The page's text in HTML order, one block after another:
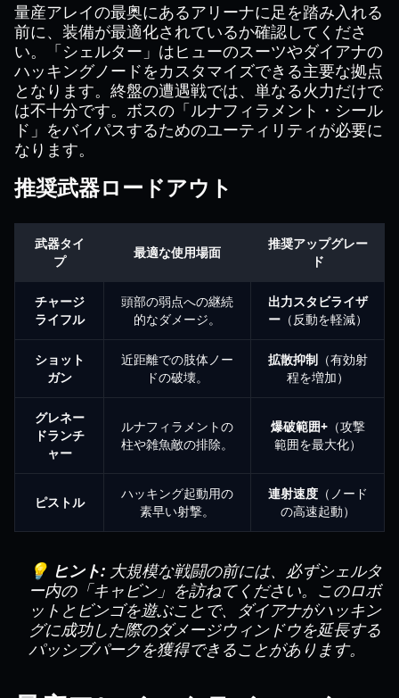
量産アレイの最奥にあるアリーナに足を踏み入れる
前に、装備が最適化されているか確認してくださ
い。「シェルター」はヒューのスーツやダイアナの
ハッキングノードをカスタマイズできる主要な拠点
となります。終盤の遭遇戦では、単なる火力だけで
は不十分です。ボスの「ルナフィラメント・シール
ド」をバイパスするためのユーティリティが必要に
なります。
推奨武器ロードアウト
武器タイ
プ
最適な使用場面
推奨アップグレー
ド
チャージ
ライフル
頭部の弱点への継続
的なダメージ。
出力スタビライザ
ー（反動を軽減）
ショット
ガン
近距離での肢体ノー
ドの破壊。
拡散抑制（有効射
程を増加）
グレネー
ドランチ
ャー
ルナフィラメントの
柱や雑魚敵の排除。
爆破範囲+（攻撃
範囲を最大化）
ピストル
ハッキング起動用の
素早い射撃。
連射速度（ノード
の高速起動）
💡 ヒント: 大規模な戦闘の前には、必ずシェルタ
ー内の「キャビン」を訪ねてください。このロボ
ットとビンゴを遊ぶことで、ダイアナがハッキン
グに成功した際のダメージウィンドウを延長する
パッシブパークを獲得できることがあります。